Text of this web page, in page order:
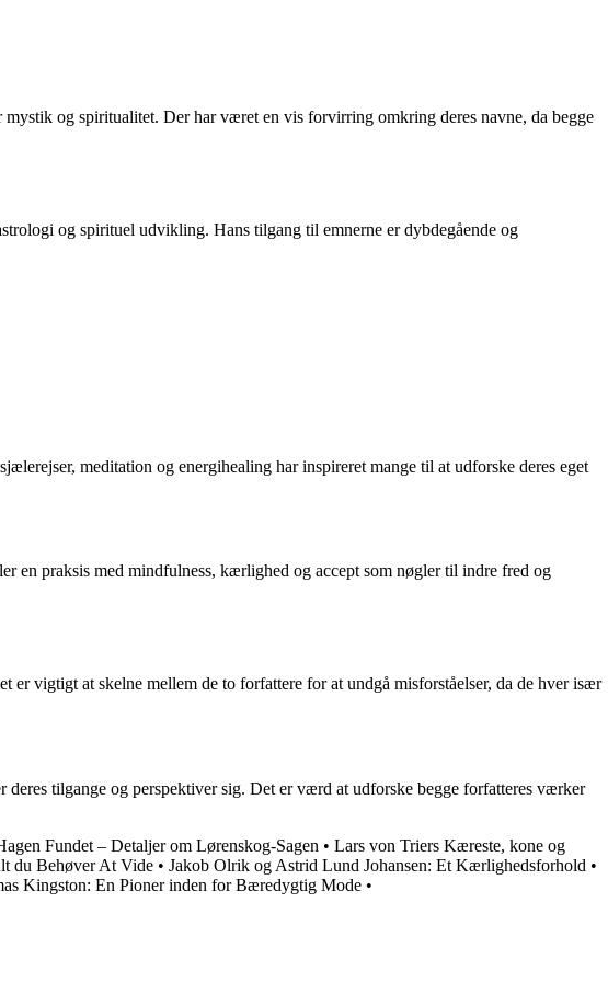
og spiritualitet. Der har været en vis forvirring omkring deres navne, da begge
og spirituel udvikling. Hans tilgang til emnerne er dybdegående og
meditation og energihealing har inspireret mange til at udforske deres eget
en praksis med mindfulness, kærlighed og accept som nøgler til indre fred og
vigtigt at skelne mellem de to forfattere for at undgå misforståelser, da de hver især
tilgange og perspektiver sig. Det er værd at udforske begge forfatteres værker
Fundet – Detaljer om Lørenskog-Sagen • Lars von Triers Kæreste, kone og
du Behøver At Vide • Jakob Olrik og Astrid Lund Johansen: Et Kærlighedsforhold •
Kingston: En Pioner inden for Bæredygtig Mode •